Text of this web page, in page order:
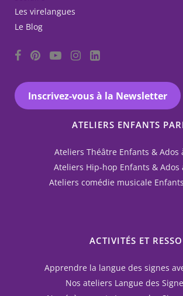
Les virelangues
Le Blog
Inscrivez-vous à la Newsletter
ATELIERS ENFANTS
Ateliers Théâtre Enfants & Ados
Ateliers Hip-hop Enfants & Ados
Ateliers comédie musicale
ACTIVITÉS ET
Apprendre la langue des signes
Nos ateliers Langue des